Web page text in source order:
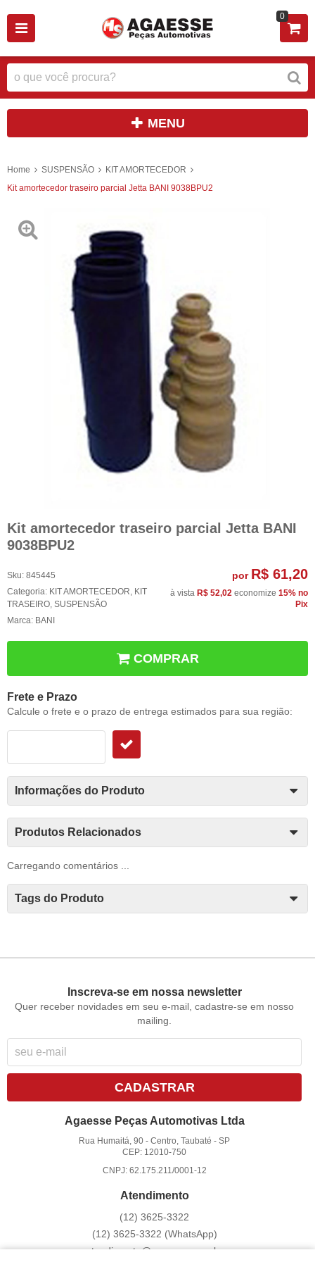
0
MENU
Home SUSPENSÃO
KIT AMORTECEDOR
Kit amortecedor traseiro parcial Jetta BANI 9038BPU2
Kit amortecedor traseiro parcial Jetta BANI
9038BPU2
Sku: 845445
Categoria: KIT AMORTECEDOR, KIT
TRASEIRO, SUSPENSÃO
Marca: BANI
por R$ 61,20
à vista R$ 52,02 economize 15% no
Pix
COMPRAR
Frete e Prazo
Calcule o frete e o prazo de entrega estimados para sua região:
Informações do Produto
Produtos Relacionados
Carregando comentários ...
Tags do Produto
Inscreva-se em nossa newsletter
Quer receber novidades em seu e-mail, cadastre-se em nosso
mailing.
CADASTRAR
Agaesse Peças Automotivas Ltda
Rua Humaitá, 90 -Centro, Taubaté -SP
CEP: 12010-750
CNPJ: 62.175.211/0001-12
Atendimento
(12) 3625-3322
(12) 3625-3322 (WhatsApp)
atendimento@agaesse.com.br